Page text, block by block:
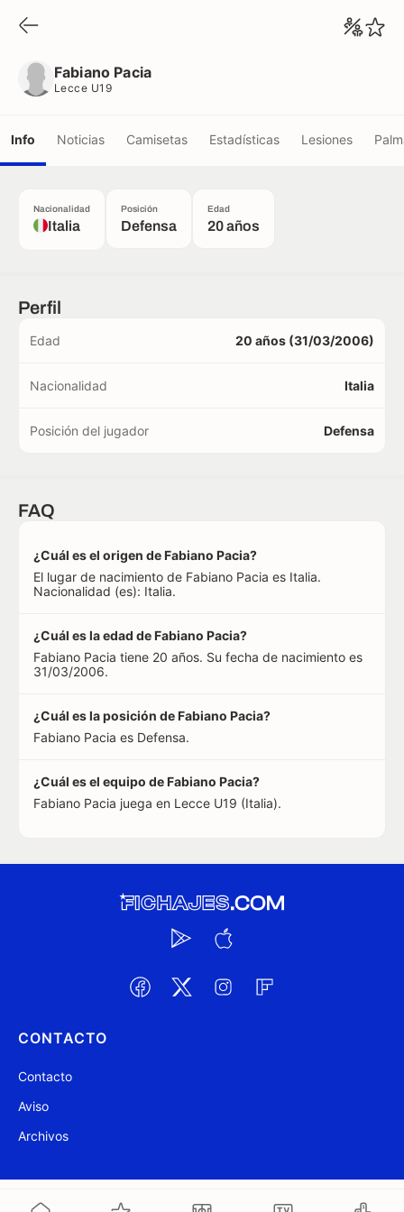
Fabiano Pacia
Lecce U19
Info Noticias Camisetas Estadísticas Lesiones
Nacionalidad
Italia
Posición
Defensa
Edad
20 años
Perfil
Edad 20 años (31/03/2006)
Nacionalidad Italia
Posición del jugador Defensa
FAQ
¿Cuál es el origen de Fabiano Pacia?
El lugar de nacimiento de Fabiano Pacia es Italia.
Nacionalidad (es): Italia.
¿Cuál es la edad de Fabiano Pacia?
Fabiano Pacia tiene 20 años. Su fecha de nacimiento es
31/03/2006.
¿Cuál es la posición de Fabiano Pacia?
Fabiano Pacia es Defensa.
¿Cuál es el equipo de Fabiano Pacia?
Fabiano Pacia juega en Lecce U19 (Italia).
CONTACTO
Contacto
Aviso
Archivos